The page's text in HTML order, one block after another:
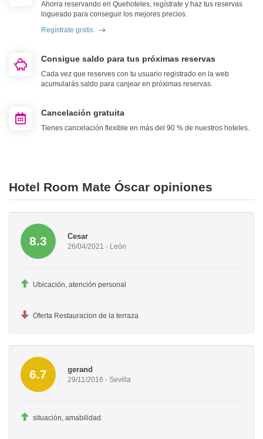
Ahorra reservando en Quehoteles, regístrate y haz tus reservas
logueado para conseguir los mejores precios.
Regístrate gratis
Consigue saldo para tus próximas reservas
Cada vez que reserves con tu usuario registrado en la web
acumularás saldo para canjear en próximas reservas.
Cancelación gratuita
Tienes cancelación flexible en más del 90 % de nuestros hoteles.
Hotel Room Mate Óscar opiniones
8.3 Cesar
26/04/2021 - León
Ubicación, atención personal
Oferta Restauracion de la terraza
6.7 gerand
29/11/2016 - Sevilla
situación, amabilidad.